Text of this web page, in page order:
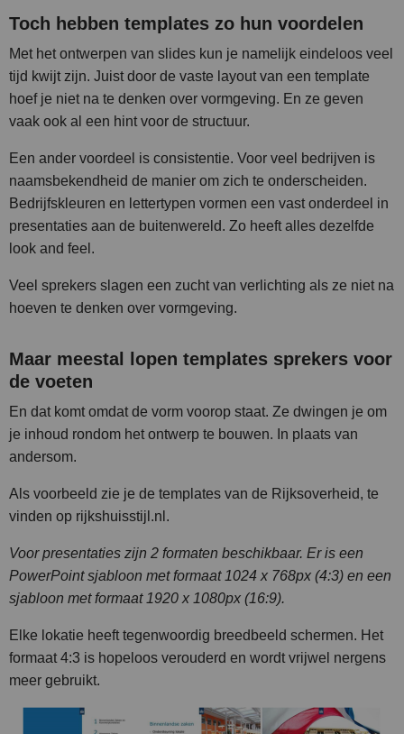
Toch hebben templates zo hun voordelen
Met het ontwerpen van slides kun je namelijk eindeloos veel
tijd kwijt zijn. Juist door de vaste layout van een template
hoef je niet na te denken over vormgeving. En ze geven
vaak ook al een hint voor de structuur.
Een ander voordeel is consistentie. Voor veel bedrijven is
naamsbekendheid de manier om zich te onderscheiden.
Bedrijfskleuren en lettertypen vormen een vast onderdeel in
presentaties aan de buitenwereld. Zo heeft alles dezelfde
look and feel.
Veel sprekers slagen een zucht van verlichting als ze niet na
hoeven te denken over vormgeving.
Maar meestal lopen templates sprekers voor
de voeten
En dat komt omdat de vorm voorop staat. Ze dwingen je om
je inhoud rondom het ontwerp te bouwen. In plaats van
andersom.
Als voorbeeld zie je de templates van de Rijksoverheid, te
vinden op rijkshuisstijl.nl.
Voor presentaties zijn 2 formaten beschikbaar. Er is een
PowerPoint sjabloon met formaat 1024 x 768px (4:3) en een
sjabloon met formaat 1920 x 1080px (16:9).
Elke lokatie heeft tegenwoordig breedbeeld schermen. Het
formaat 4:3 is hopeloos verouderd en wordt vrijwel nergens
meer gebruikt.